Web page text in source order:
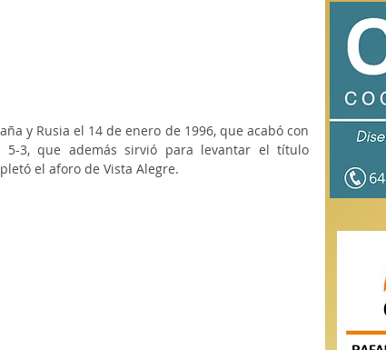
y Rusia el 14 de enero de 1996, que acabó con
3, que además sirvió para levantar el título
el aforo de Vista Alegre.